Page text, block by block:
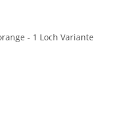
- 1 Loch Variante